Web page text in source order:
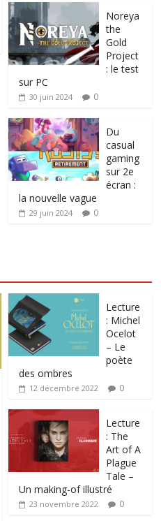
Noreya
the
Gold
Project
: le test
sur PC
30 juin 2024 0
Du
casual
gaming
sur 2e
écran :
la nouvelle vague
29 juin 2024 0
Lecture
: Michel
Ocelot
– Le
poète
des ombres
12 décembre 2022 0
Lecture
: The
Art of A
Plague
Tale –
Un making-of illustré
23 novembre 2022 0